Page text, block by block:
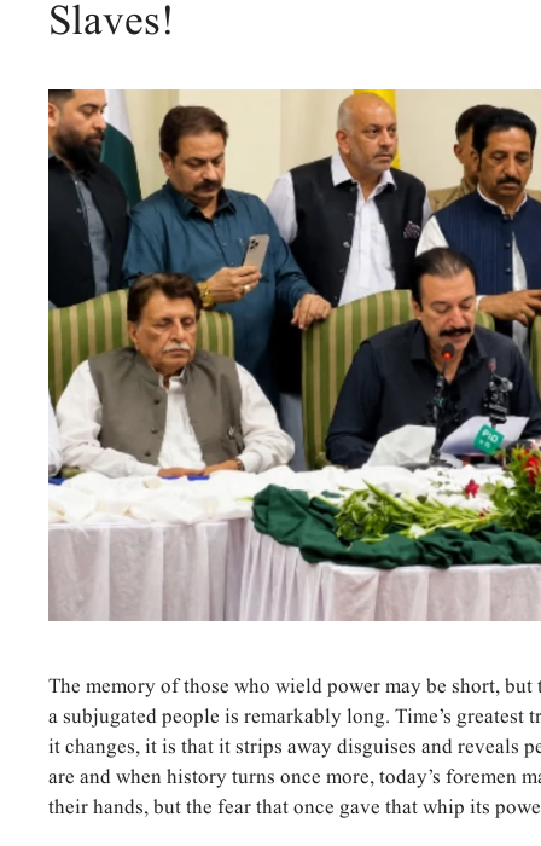
Slaves!
The memory of those who wield power may be short,
a subjugated people is remarkably long. Time’s greatest
it changes, it is that it strips away disguises and reveals
are and when history turns once more, today’s foremen
their hands, but the fear that once gave that whip its